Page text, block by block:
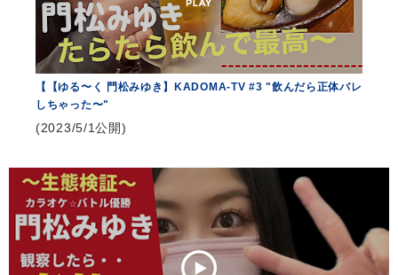
お問い合わせ
【【ゆる〜く 門松みゆき】KADOMA-TV #3 "飲んだら正体バレ
しちゃった〜"
(2023/5/1公開)